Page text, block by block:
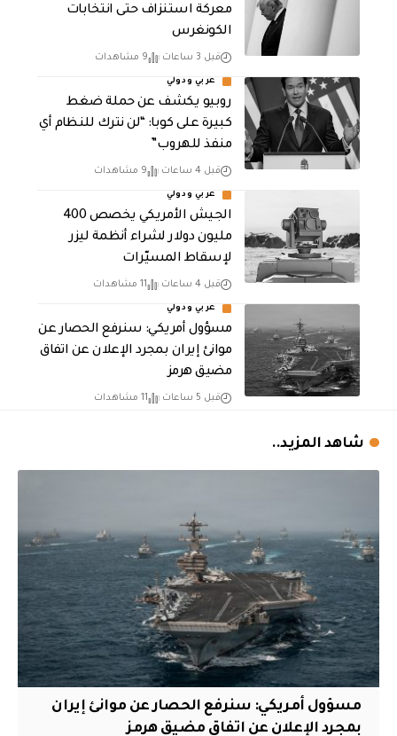
معركة استنزاف حتى انتخابات
الكونغرس
قبل 3 ساعات 9 مشاهدات
عربي ودولي
روبيو يكشف عن حملة ضغط
كبيرة على كوبا: “لن نترك للنظام أي
منفذ للهروب”
قبل 4 ساعات 9 مشاهدات
عربي ودولي
الجيش الأمريكي يخصص 400
مليون دولار لشراء أنظمة ليزر
لإسقاط المسيّرات
قبل 4 ساعات 11 مشاهدات
عربي ودولي
مسؤول أمريكي: سنرفع الحصار عن
موانئ إيران بمجرد الإعلان عن اتفاق
مضيق هرمز
قبل 5 ساعات 11 مشاهدات
شاهد المزيد..
مسؤول أمريكي: سنرفع الحصار عن موانئ إيران
بمجرد الإعلان عن اتفاق مضيق هرمز